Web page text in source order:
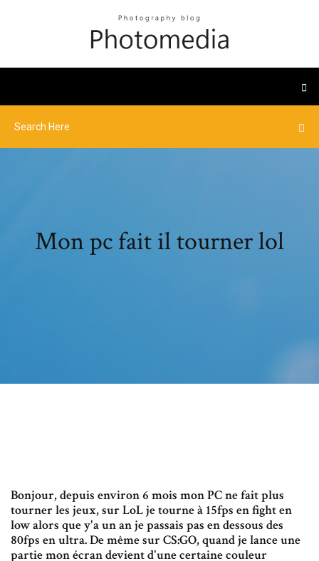
Mon pc fait il tourner lol
Bonjour, depuis environ 6 mois mon PC ne fait plus
tourner les jeux, sur LoL je tourne à 15fps en fight en
low alors que y'a un an je passais pas en dessous des
80fps en ultra. De même sur CS:GO, quand je lance une
partie mon écran devient d'une certaine couleur